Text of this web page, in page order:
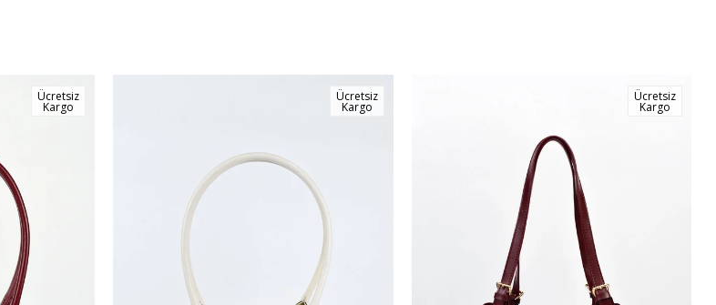
Ücretsiz
Kargo
Ücretsiz
Kargo
Ücretsiz
Kargo